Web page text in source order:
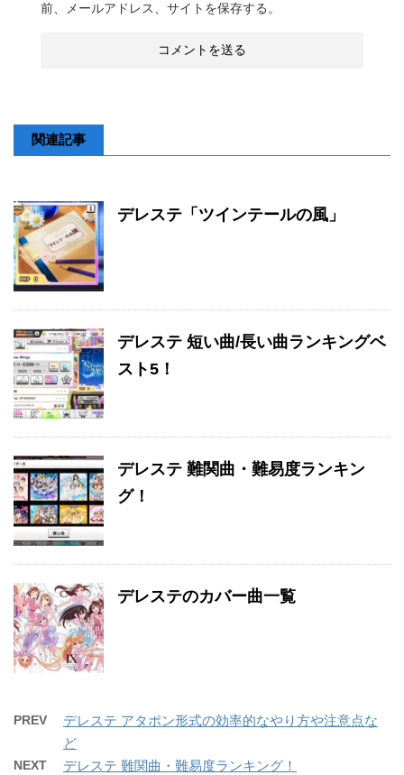
前、メールアドレス、サイトを保存する。
関連記事
デレステ「ツインテールの風」
デレステ 短い曲/長い曲ランキングベ
スト5！
デレステ 難関曲・難易度ランキン
グ！
デレステのカバー曲一覧
PREV
デレステ アタポン形式の効率的なやり方や注意点な
ど
NEXT デレステ 難関曲・難易度ランキング！